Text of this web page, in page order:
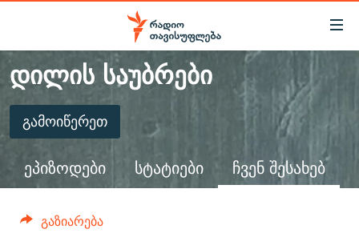
Accessibility
links
მთავარ
შინაარსზე
დაბრუნება
მთავარ
ნავიგაციაზე
დაბრუნება
დაბრუნება
ᲐᲮᲐᲚᲘ ᲐᲛᲑᲔᲑᲘ
ᲗᲔᲛᲔᲑᲘ
ᲞᲝᲚᲘᲢᲘᲙᲐ
ᲔᲙᲝᲜᲝᲛᲘᲙᲐ
ᲙᲣᲚᲢᲣᲠᲐ
ᲕᲘᲓᲔᲝ
ᲑᲚᲝᲒᲔᲑᲘ
ᲐᲡᲐᲗᲘᲐᲜᲘᲡ ᲙᲣᲗᲮᲔ
ᲒᲐᲓᲐᲪᲔᲛᲔᲑᲘ
ᲓᲘᲚᲘᲡ ᲡᲐᲣᲑᲠᲔᲑᲘ
გამოიწერეთ
ᲒᲐᲛᲝᲘᲬᲔᲠᲔᲗ
გამოიწერეთ
ᲔᲞᲘᲖᲝᲓᲔᲑᲘ ᲡᲢᲐᲢᲘᲔᲑᲘ ᲩᲕᲔᲜ ᲨᲔᲡᲐᲮᲔᲑ
გაზიარება